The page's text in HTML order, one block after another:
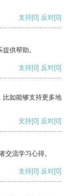
支持[0] 反对[0]
供帮助。
支持[0] 反对[0]
比如能够支持更多地
支持[0] 反对[0]
交流学习心得。
支持[0] 反对[0]